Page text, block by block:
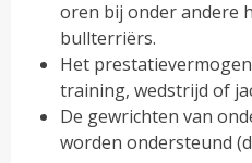
oren bij onder andere
bullterriërs.
Het
training, wedstrijd of
De gewrichten van
worden ondersteund